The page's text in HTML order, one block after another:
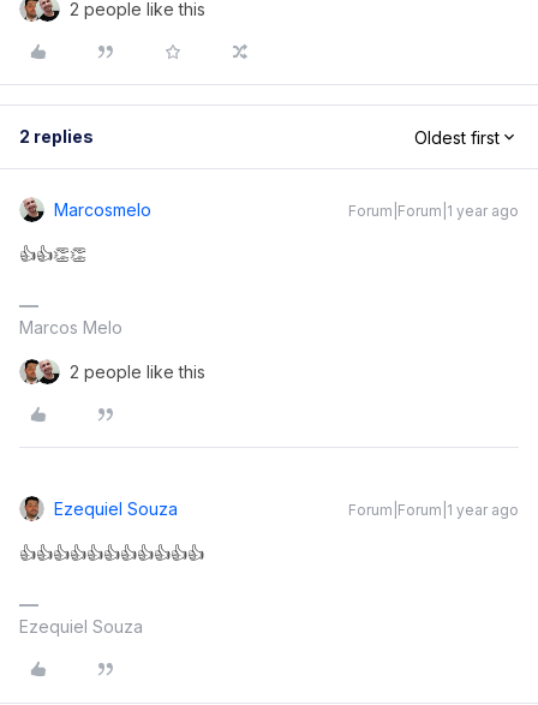
2 people like this
2 replies Oldest first
Marcosmelo Forum|Forum|1 year ago
👍👍👏👏
Marcos Melo
2 people like this
Ezequiel Souza Forum|Forum|1 year ago
👍👍👍👍👍👍👍👍👍👍👍
Ezequiel Souza